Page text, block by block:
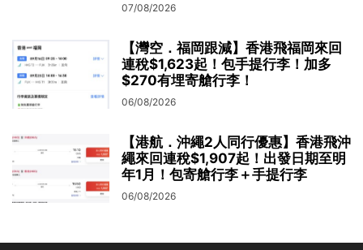
07/08/2026
【灣空．福岡跟減】香港飛福岡來回
連稅$1,623起！包手提行李！加多
$270有埋寄艙行李！
06/08/2026
【港航．沖繩2人同行優惠】香港飛沖
繩來回連稅$1,907起！出發日期至明
年1月！包寄艙行李＋手提行李
06/08/2026